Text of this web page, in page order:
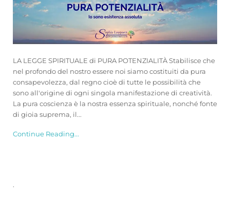
LA LEGGE SPIRITUALE di PURA POTENZIALITÀ Stabilisce che
nel profondo del nostro essere noi siamo costituiti da pura
consapevolezza, dal regno cioè di tutte le possibilità che
sono all'origine di ogni singola manifestazione di creatività.
La pura coscienza è la nostra essenza spirituale, nonché fonte
di gioia suprema, il...
Continue Reading...
.